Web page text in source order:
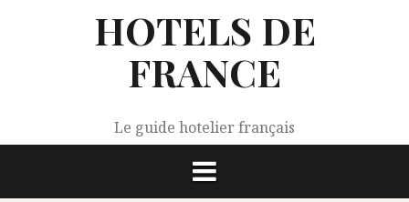
HOTELS DE
FRANCE
Le guide hotelier français